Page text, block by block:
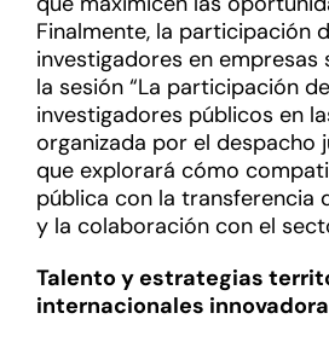
Finalmente, la participación
investigadores en empresas
la sesión “La participación
investigadores públicos en
organizada por el despacho
que explorará cómo
pública con la transferencia
y la colaboración con el
Talento y estrategias
internacionales